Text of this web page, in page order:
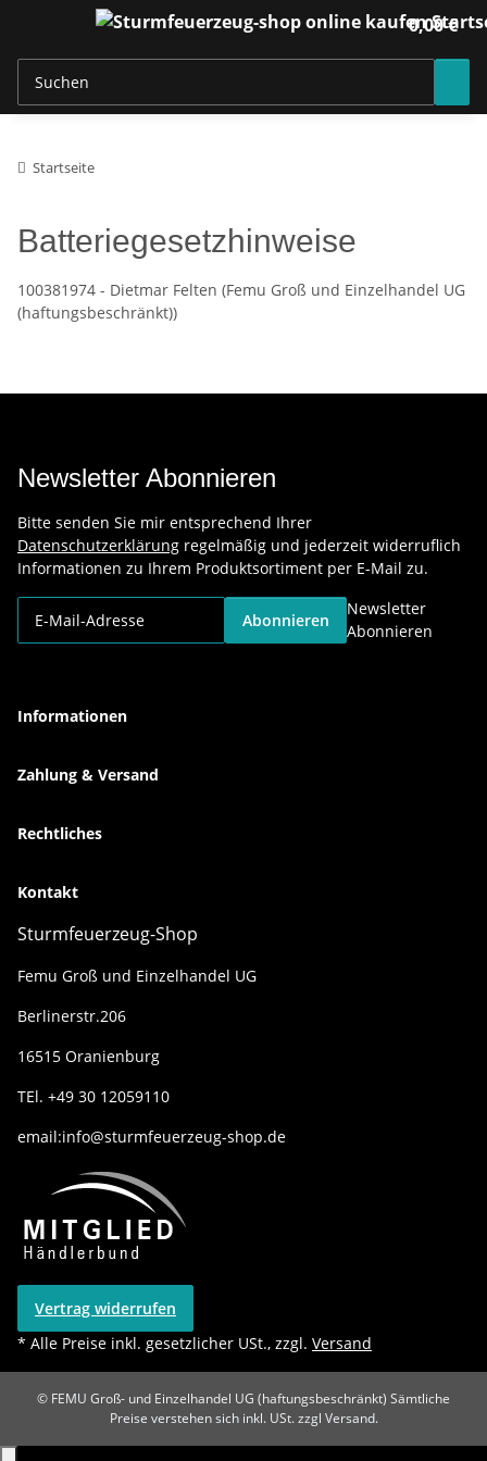
0,00 €
Startseite
Batteriegesetzhinweise
100381974 - Dietmar Felten (Femu Groß und Einzelhandel UG
(haftungsbeschränkt))
Newsletter Abonnieren
Bitte senden Sie mir entsprechend Ihrer
Datenschutzerklärung regelmäßig und jederzeit widerruflich
Informationen zu Ihrem Produktsortiment per E-Mail zu.
Abonnieren
Newsletter
Abonnieren
Informationen
Zahlung & Versand
Rechtliches
Kontakt
Sturmfeuerzeug-Shop
Femu Groß und Einzelhandel UG
Berlinerstr.206
16515 Oranienburg
TEl. +49 30 12059110
email:info@sturmfeuerzeug-shop.de
Vertrag widerrufen
* Alle Preise inkl. gesetzlicher USt., zzgl. Versand
© FEMU Groß- und Einzelhandel UG (haftungsbeschränkt) Sämtliche
Preise verstehen sich inkl. USt. zzgl Versand.